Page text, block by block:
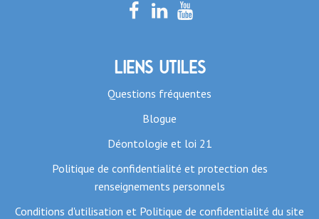
Liens utiles
Questions fréquentes
Blogue
Déontologie et loi 21
Politique de confidentialité et protection des
renseignements personnels
Conditions d'utilisation et Politique de confidentialité du site